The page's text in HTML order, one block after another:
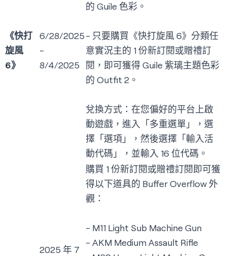
《快打
旋風
6》
6/28/2025
-
8/4/2025
的 Guile 色彩。
- 只要購買《快打旋風 6》分類任
意實況主的 1 份新訂閱或贈禮訂
閱，即可獲得 Guile 紫璃主題色彩
的 Outfit 2。
兌換方式：在您偏好的平台上啟
動遊戲，進入「多重選單」，選
擇「選項」，然後選擇「輸入活
動代碼」，並輸入 16 位代碼。
2025 年 7
購買 1 份新訂閱或贈禮訂閱即可獲
得以下道具的 Buffer Overflow 外
觀：
- M11 Light Sub Machine Gun
- AKM Medium Assault Rifle